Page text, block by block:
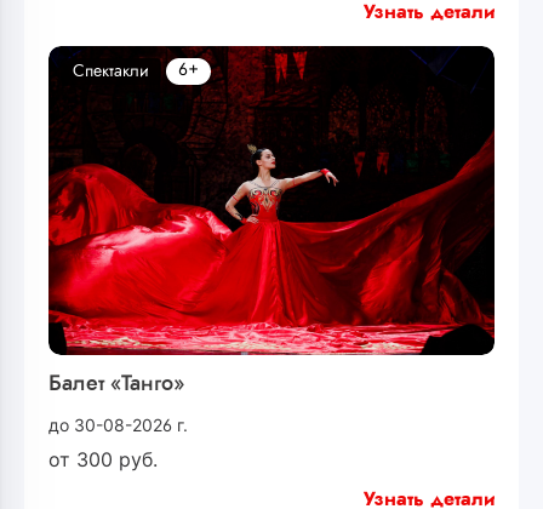
Узнать детали
Балет «Танго»
до 30-08-2026 г.
от 300 руб.
Спектакли 6+
Узнать детали